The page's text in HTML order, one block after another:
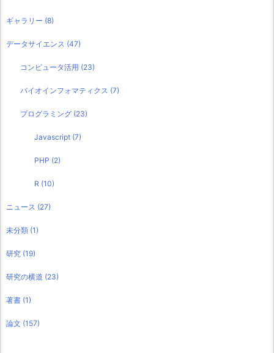
ギャラリー (8)
データサイエンス (47)
コンピュータ活用 (23)
バイオインフォマティクス (7)
プログラミング (23)
Javascript (7)
PHP (2)
R (10)
ニュース (27)
未分類 (1)
研究 (19)
研究の横道 (23)
著書 (1)
論文 (157)